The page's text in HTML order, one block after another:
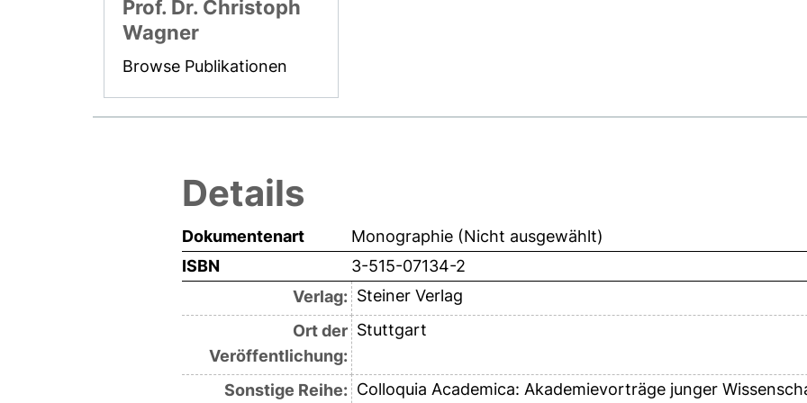
Prof. Dr. Christoph
Wagner
Browse Publikationen
Details
Dokumentenart
Monographie (Nicht ausgewählt)
ISBN
3-515-07134-2
Verlag: Steiner Verlag
Ort der
Veröffentlichung:
Stuttgart
Sonstige Reihe: Colloquia Academica: Akademievorträge junger